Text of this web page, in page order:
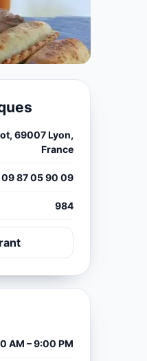
69007 Lyon,
France
09 87 05 90 09
984
AM – 9:00 PM